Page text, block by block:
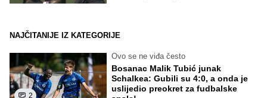
NAJČITANIJE IZ KATEGORIJE
2
Ovo se ne viđa često
Bosanac Malik Tubić junak
Schalkea: Gubili su 4:0, a onda je
uslijedio preokret za fudbalske